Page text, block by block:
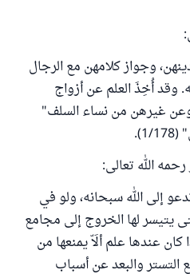
وجواز كلامهن مع الرجال
وقد أُخِذَ العلم عن أزواج
وعن غيرهن من نساء السلف"
الله تعالى:
إلى الله سبحانه، ولو في
يتيسر لها الخروج إلى مجامع
كان عندها علم ألَاّ يمنعها من
التستر والبعد عن أسباب